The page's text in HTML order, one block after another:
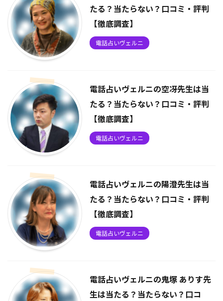
たる？当たらない？口コミ・評判
【徹底調査】
電話占いヴェルニ
電話占いヴェルニの空冴先生は当
たる？当たらない？口コミ・評判
【徹底調査】
電話占いヴェルニ
電話占いヴェルニの陽澄先生は当
たる？当たらない？口コミ・評判
【徹底調査】
電話占いヴェルニ
電話占いヴェルニの鬼塚 ありす先
生は当たる？当たらない？口コ